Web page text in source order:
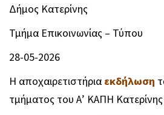
Δήμος Κατερίνης
Τμήμα Επικοινωνίας – Τύπου
28-05-2026
Η αποχαιρετιστήριαεκδήλωση
τμήματος του Α’ ΚΑΠΗ Κατερίνης